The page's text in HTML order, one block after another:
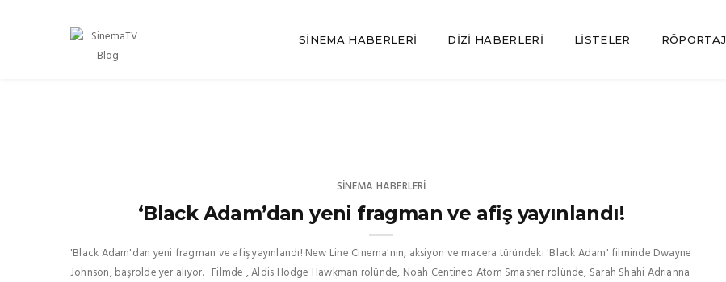
SINEMA HABERLERI DIZI HABERLERI LISTELER RÖPORTAJ
SINEMA HABERLERI
‘Black Adam’dan yeni fragman ve afiş yayınlandı!
'Black Adam'dan yeni fragman ve afiş yayınlandı! New Line Cinema'nın, aksiyon ve macera türündeki 'Black Adam' filminde Dwayne
Johnson, başrolde yer alıyor. Filmde , Aldis Hodge Hawkman rolünde, Noah Centineo Atom Smasher rolünde, Sarah Shahi Adrianna